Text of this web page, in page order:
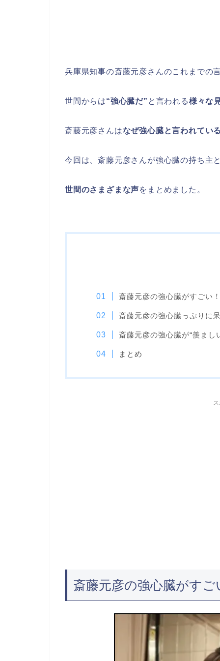
兵庫県知事の斎藤元彦さんのこれまでの
世間からは“強心臓だ” と言われる様々な
斎藤元彦さんはなぜ強心臓と言われてい
今回は、斎藤元彦さんが強心臓の持ち主
世間のさまざまな声をまとめました。
斎藤元彦の強心臓がすごい
斎藤元彦の強心臓っぷりに
斎藤元彦の強心臓が“羨まし
まとめ
斎藤元彦の強心臓がすご